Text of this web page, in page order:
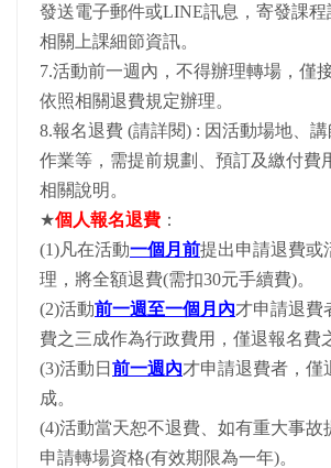
發送電子郵件或LINE訊息，寄發課
相關上課細節資訊。
7.活動前一週內，不得辦理轉場，僅
依照相關退費規定辦理。
8.報名退費 (請詳閱) : 因活動場地、
作業等，需提前規劃、預訂及繳付費
相關說明。
★個人報名退費 ：
(1)凡在活動一個月前提出申請退費或
理，將全額退費(需扣30元手續費)。
(2)活動前一週至一個月內才申請退費
費之三成作為行政費用，僅退報名費
(3)活動日 前一週內才申請退費者，僅
成。
(4)活動當天恕不退費、如有重大事故
申請轉場資格(有效期限為一年)。